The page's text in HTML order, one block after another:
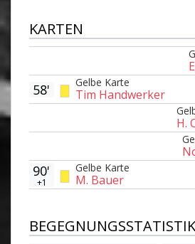
KARTEN
Gelbe Karte
Tim Handwerker
58'
H.
Gelbe Karte
M. Bauer
90'
+1